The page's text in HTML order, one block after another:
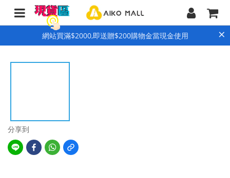
網站買滿$2000,即送贈$200購物金當現金使用 ×
分享到